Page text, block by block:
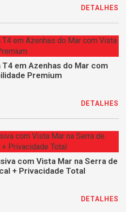
DETALHES
em Azenhas do Mar com
Premium
DETALHES
com Vista Mar na Serra de
+ Privacidade Total
DETALHES